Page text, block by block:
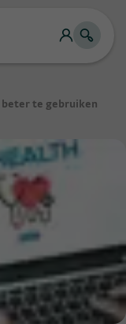
te gebruiken